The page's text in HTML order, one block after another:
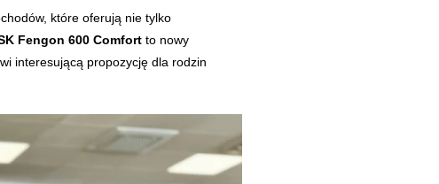
dynamiczny wygląd z przestronnym wnętrzem,
które oferują nie tylko
Fengon 600 Comfort to nowy
interesującą propozycję dla rodzin